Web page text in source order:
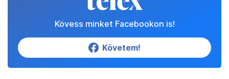
Kövess minket Facebookon is!
Követem!